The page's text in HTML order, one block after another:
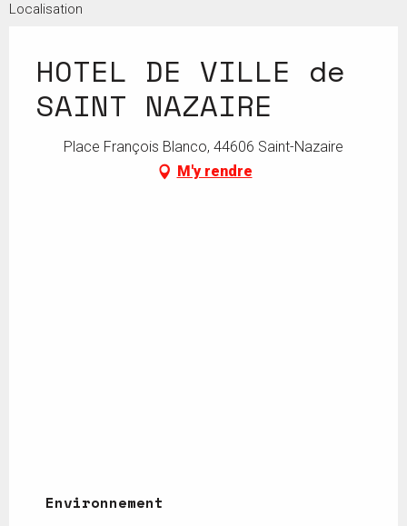
Localisation
HOTEL DE VILLE de
SAINT NAZAIRE
Place François Blanco, 44606 Saint-Nazaire
M'y rendre
Environnement
Environnement